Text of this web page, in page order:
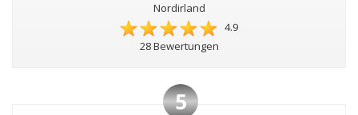
Nordirland
4.9
28 Bewertungen
5